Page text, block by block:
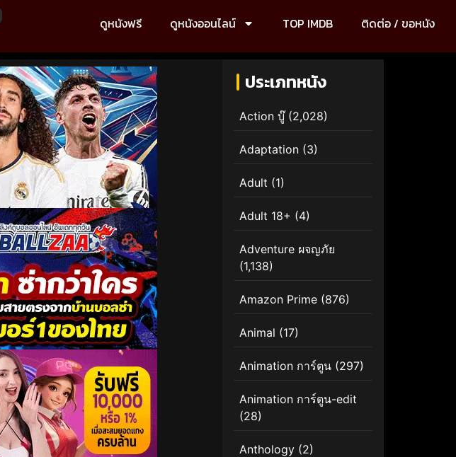
ดูหนังฟรี ดูหนังออนไลน์ TOP IMDB ติดต่อ / ขอหนัง
ประเภทหนัง
Action บู๊(2,028)
Adaptation (3)
Adult (1)
Adult 18+ (4)
Adventure ผจญภัย
(1,138)
Amazon Prime (876)
Animal (17)
Animation การ์ตูน (297)
Animation การ์ตูน-edit
(28)
Anthology (2)